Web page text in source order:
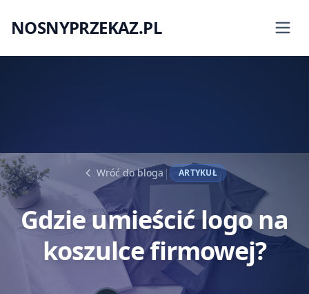
NOSNYPRZEKAZ.PL
Wróć do bloga | ARTYKUŁ
Gdzie umieścić logo na
koszulce firmowej?